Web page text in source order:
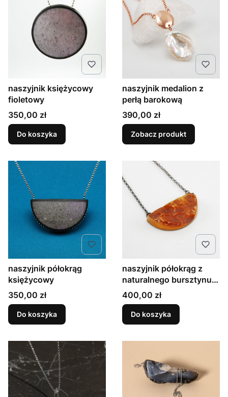
naszyjnik księżycowy
fioletowy
Cena
350,00 zł
Do koszyka
naszyjnik medalion z
perłą barokową
Cena
390,00 zł
Zobacz produkt
naszyjnik półokrąg
księżycowy
Cena
350,00 zł
Do koszyka
naszyjnik półokrąg z
naturalnego bursztynu z
korą
Cena
400,00 zł
Do koszyka